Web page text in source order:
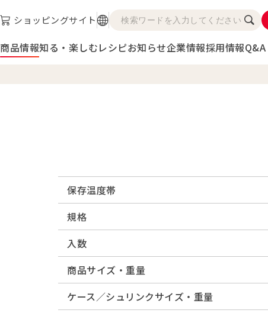
ショッピングサイト
商品情報知る・楽しむレシピお知らせ企業情報採用情報Q&A
保存温度帯
規格
入数
商品サイズ・重量
ケース／シュリンクサイズ・重量